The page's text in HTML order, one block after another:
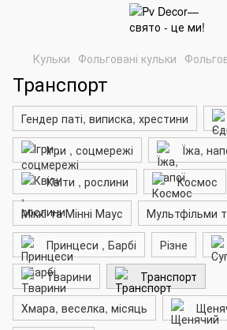
Кульки Фольговані кульки
Транспорт
Гендер паті, виписка, хрестини
Ігри , соцмережі
Їжа,
Квіти , рослини
Космос
Міккі та Мінні Маус
Мультфільми
Принцеси , Барбі
Різне
Тварини
Транспорт
Хмара, веселка, місяць